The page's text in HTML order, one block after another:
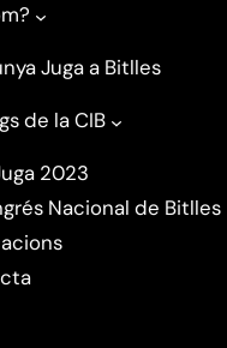
Juga a Bitlles
de la CIB
2023
Nacional de Bitlles